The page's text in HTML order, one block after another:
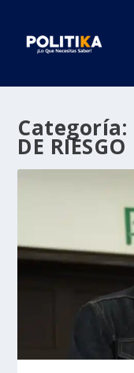
Categoría:
DE RIESGO